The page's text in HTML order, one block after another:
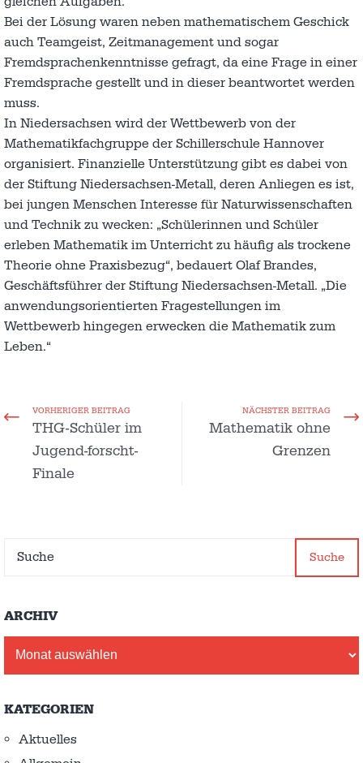
Bei der Lösung waren neben mathematischem Geschick
auch Teamgeist, Zeitmanagement und sogar
Fremdsprachenkenntnisse gefragt, da eine Frage in einer
Fremdsprache gestellt und in dieser beantwortet werden
muss.
In Niedersachsen wird der Wettbewerb von der
Mathematikfachgruppe der Schillerschule Hannover
organisiert. Finanzielle Unterstützung gibt es dabei von
der Stiftung Niedersachsen-Metall, deren Anliegen es ist,
bei jungen Menschen Interesse für Naturwissenschaften
und Technik zu wecken: „Schülerinnen und Schüler
erleben Mathematik im Unterricht zu häufig als trockene
Theorie ohne Praxisbezug“, bedauert Olaf Brandes,
Geschäftsführer der Stiftung Niedersachsen-Metall. „Die
anwendungsorientierten Fragestellungen im
Wettbewerb hingegen erwecken die Mathematik zum
Leben.“
VORHERIGER BEITRAG
THG-Schüler im
Jugend-forscht-
Finale
NÄCHSTER BEITRAG
Mathematik ohne
Grenzen
Suche
ARCHIV
KATEGORIEN
Aktuelles